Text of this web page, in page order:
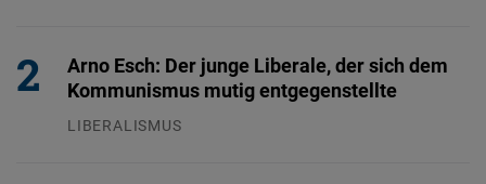
Arno Esch: Der junge Liberale, der sich dem
Kommunismus mutig entgegenstellte
LIBERALISMUS